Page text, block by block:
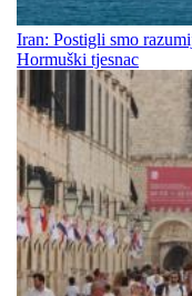
Iran: Postigli smo
Hormuški tjesnac